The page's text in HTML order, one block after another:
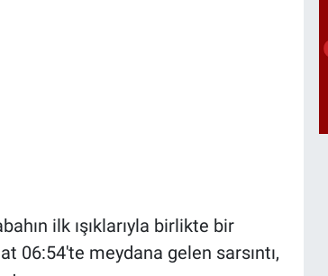
ilk ışıklarıyla birlikte bir
06:54'te meydana gelen sarsıntı,